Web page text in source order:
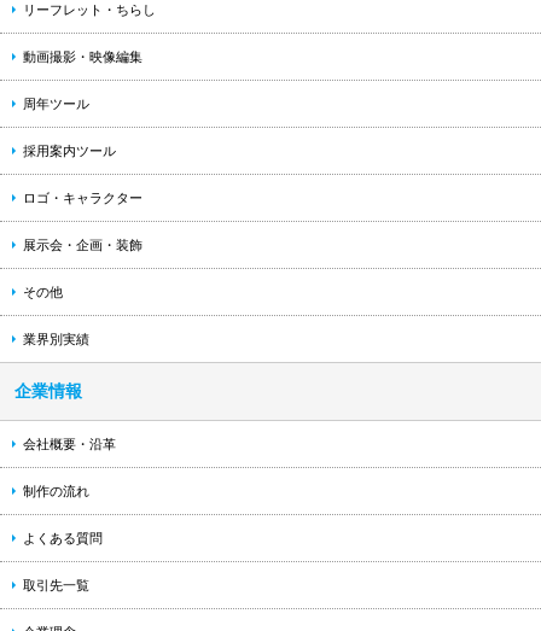
リーフレット・ちらし
動画撮影・映像編集
周年ツール
採用案内ツール
ロゴ・キャラクター
展示会・企画・装飾
その他
業界別実績
企業情報
会社概要・沿革
制作の流れ
よくある質問
取引先一覧